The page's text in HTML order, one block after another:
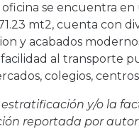
oficina se encuentra
mt2, cuenta con
y acabados
facilidad al transporte
colegios,
estratificación y/o la
reportada por